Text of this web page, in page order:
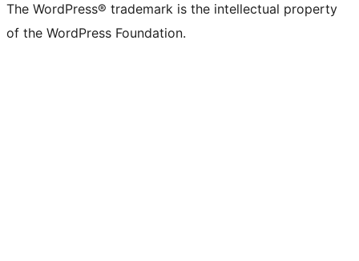
The WordPress® trademark is the intellectual property
of the WordPress Foundation.